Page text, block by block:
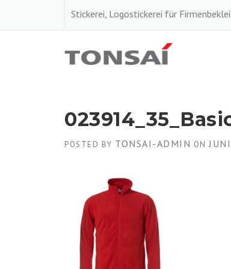
Stickerei, Logostickerei für
POSTED BY TONSAI-ADMIN ON